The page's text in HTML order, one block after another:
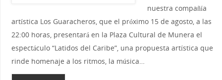
nuestra compañía
artística Los Guaracheros, que el próximo 15 de agosto, a las
22:00 horas, presentará en la Plaza Cultural de Munera el
espectáculo “Latidos del Caribe”, una propuesta artística que
rinde homenaje a los ritmos, la música…